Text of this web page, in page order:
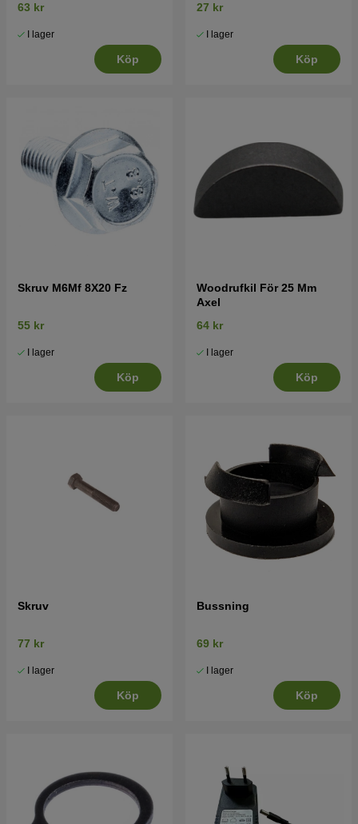
63 kr
I lager
Köp
27 kr
I lager
Köp
Skruv M6Mf 8X20 Fz
55 kr
I lager
Köp
Woodrufkil För 25 Mm
Axel
64 kr
I lager
Köp
Skruv
77 kr
I lager
Köp
Bussning
69 kr
I lager
Köp